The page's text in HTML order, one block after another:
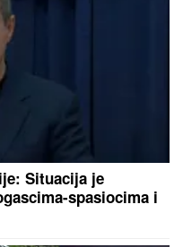
Situacija je
spasiocima i